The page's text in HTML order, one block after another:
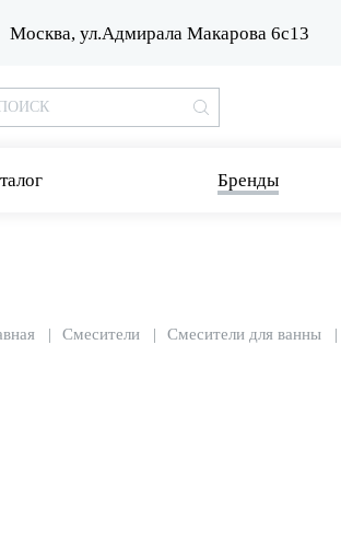
Москва, ул.Адмирала Макарова 6с13
Бренды
Смесители Смесители для ванны